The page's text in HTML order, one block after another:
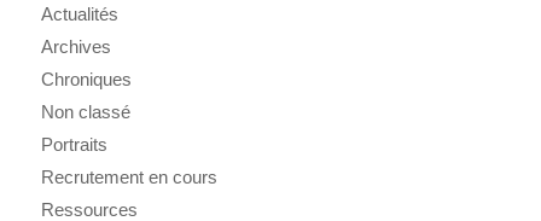
Actualités
Archives
Chroniques
Non classé
Portraits
Recrutement en cours
Ressources